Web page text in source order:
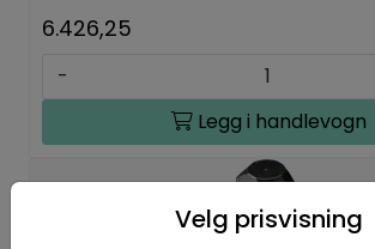
6.426,25
-
Legg i handlevogn
Velg prisvisning